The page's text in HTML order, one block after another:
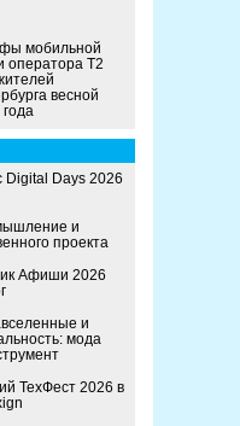
мобильной
оператора Т2
весной
Digital Days 2026
и
проекта
Афиши 2026
и
мода
ТехФест 2026 в